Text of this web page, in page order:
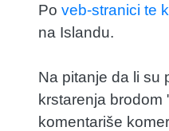
Po veb-stranici te
na Islandu.
Na pitanje da li su
krstarenja
komentariše